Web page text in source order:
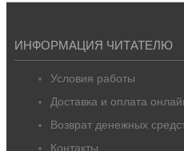
ИНФОРМАЦИЯ ЧИТАТЕЛЮ
Условия работы
Доставка и оплата
Возврат денежных
Контакты